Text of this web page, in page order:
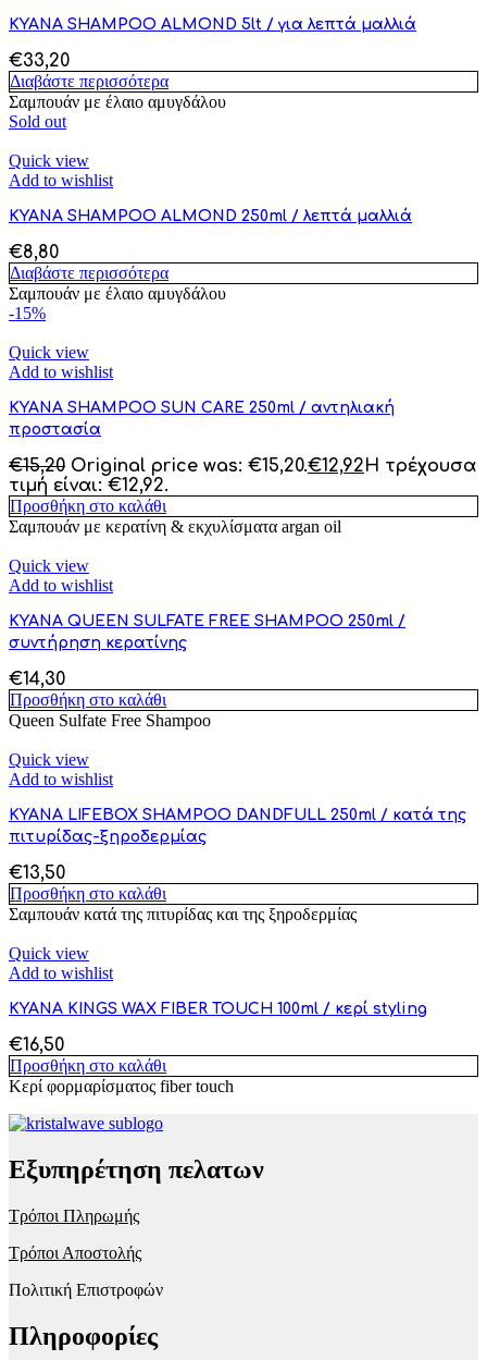
KYANA SHAMPOO ALMOND 5lt / για λεπτά μαλλιά
€33,20
Διαβάστε περισσότερα
Σαμπουάν με έλαιο αμυγδάλου
Sold out
Quick view
Add to wishlist
KYANA SHAMPOO ALMOND 250ml / λεπτά μαλλιά
€8,80
Διαβάστε περισσότερα
Σαμπουάν με έλαιο αμυγδάλου
-15%
Quick view
Add to wishlist
KYANA SHAMPOO SUN CARE 250ml / αντηλιακή
προστασία
€15,20 Original price was: €15,20.€12,92Η τρέχουσα
τιμή είναι: €12,92.
Προσθήκη στο καλάθι
Σαμπουάν με κερατίνη & εκχυλίσματα argan oil
Quick view
Add to wishlist
KYANA QUEEN SULFATE FREE SHAMPOO 250ml /
συντήρηση κερατίνης
€14,30
Προσθήκη στο καλάθι
Queen Sulfate Free Shampoo
Quick view
Add to wishlist
KYANA LIFEBOX SHAMPOO DANDFULL 250ml / κατά της
πιτυρίδας-ξηροδερμίας
€13,50
Προσθήκη στο καλάθι
Σαμπουάν κατά της πιτυρίδας και της ξηροδερμίας
Quick view
Add to wishlist
KYANA KINGS WAX FIBER TOUCH 100ml / κερί styling
€16,50
Προσθήκη στο καλάθι
Κερί φορμαρίσματος fiber touch
Εξυπηρέτηση πελατων
Τρόποι Πληρωμής
Τρόποι Αποστολής
Πολιτική Επιστροφών
Πληροφορίες